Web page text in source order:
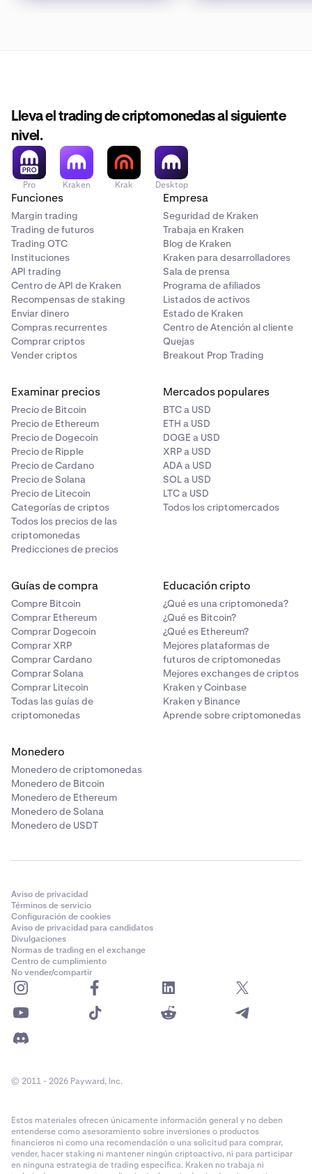
Lleva el trading de criptomonedas al siguiente
nivel.
Pro Kraken Krak Desktop
Funciones
Margin trading
Trading de futuros
Trading OTC
Instituciones
API trading
Centro de API de Kraken
Recompensas de staking
Enviar dinero
Compras recurrentes
Comprar criptos
Vender criptos
Empresa
Seguridad de Kraken
Trabaja en Kraken
Blog de Kraken
Kraken para desarrolladores
Sala de prensa
Programa de afiliados
Listados de activos
Estado de Kraken
Centro de Atención al cliente
Quejas
Breakout Prop Trading
Examinar precios
Precio de Bitcoin
Precio de Ethereum
Precio de Dogecoin
Precio de Ripple
Precio de Cardano
Precio de Solana
Precio de Litecoin
Categorías de criptos
Todos los precios de las
criptomonedas
Predicciones de precios
Mercados populares
BTC a USD
ETH a USD
DOGE a USD
XRP a USD
ADA a USD
SOL a USD
LTC a USD
Todos los criptomercados
Guías de compra
Compre Bitcoin
Comprar Ethereum
Comprar Dogecoin
Comprar XRP
Comprar Cardano
Comprar Solana
Comprar Litecoin
Todas las guías de
criptomonedas
Educación cripto
¿Qué es una criptomoneda?
¿Qué es Bitcoin?
¿Qué es Ethereum?
Mejores plataformas de
futuros de criptomonedas
Mejores exchanges de criptos
Kraken y Coinbase
Kraken y Binance
Aprende sobre criptomonedas
Monedero
Monedero de criptomonedas
Monedero de Bitcoin
Monedero de Ethereum
Monedero de Solana
Monedero de USDT
Aviso de privacidad
Términos de servicio
Configuración de cookies
Aviso de privacidad para candidatos
Divulgaciones
Normas de trading en el exchange
Centro de cumplimiento
No vender/compartir
© 2011 - 2026 Payward, Inc.
Estos materiales ofrecen únicamente información general y no deben
entenderse como asesoramiento sobre inversiones o productos
financieros ni como una recomendación o una solicitud para comprar,
vender, hacer staking ni mantener ningún criptoactivo, ni para participar
en ninguna estrategia de trading específica. Kraken no trabaja ni